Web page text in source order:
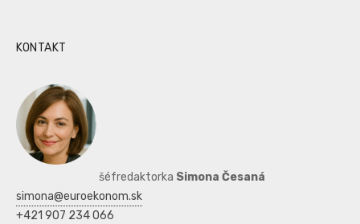
KONTAKT
šéfredaktorka Simona Česaná
simona@euroekonom.sk
+421 907 234 066